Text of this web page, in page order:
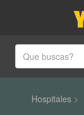
Hospitales>